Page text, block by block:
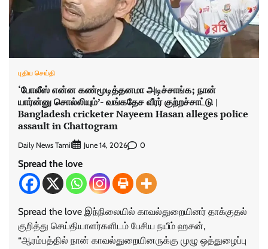
புதிய செய்தி
‘போலீஸ் என்ன கண்மூடித்தனமா அடிச்சாங்க; நான்
யார்ன்னு சொல்லியும்’- வங்கதேச வீரர் குற்றச்சாட்டு |
Bangladesh cricketer Nayeem Hasan alleges police
assault in Chattogram
Daily News Tamil June 14, 2026 0
Spread the love
Spread the love இந்நிலையில் காவல்துறையினர் தாக்குதல்
குறித்து செய்தியாளர்களிடம் பேசிய நயீம் ஹசன்,
“ஆரம்பத்தில் நான் காவல்துறையினருக்கு முழு ஒத்துழைப்பு